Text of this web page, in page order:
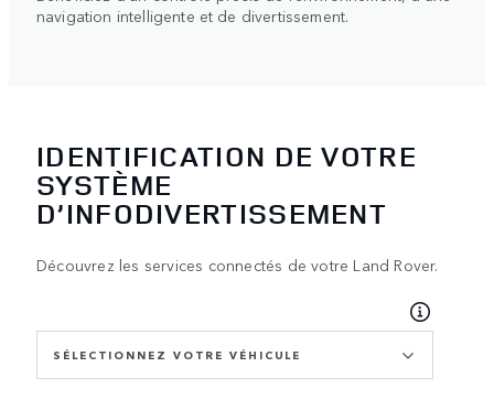
navigation intelligente et de divertissement.
IDENTIFICATION DE VOTRE
SYSTÈME
D’INFODIVERTISSEMENT
Découvrez les services connectés de votre Land Rover.
SÉLECTIONNEZ VOTRE VÉHICULE